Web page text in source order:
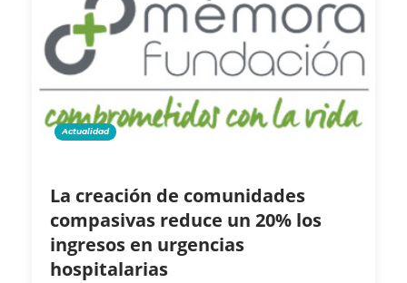
Actualidad
La creación de comunidades
compasivas reduce un 20% los
ingresos en urgencias
hospitalarias